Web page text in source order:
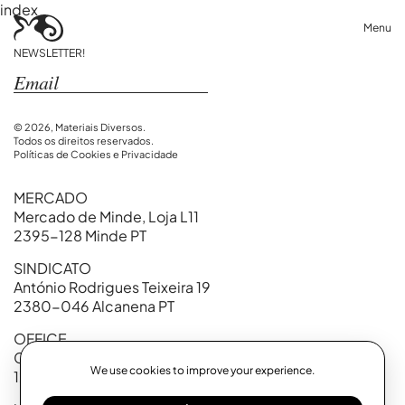
Menu
index
NEWSLETTER!
© 2026, Materiais Diversos.
Todos os direitos reservados.
Políticas de Cookies e Privacidade
MERCADO
Mercado de Minde, Loja L11
2395-128 Minde PT
SINDICATO
António Rodrigues Teixeira 19
2380-046 Alcanena PT
OFFICE
Calçada Marquês de Abrantes, 99
1200-718 Lisboa PTWe use cookies to improve your experience.